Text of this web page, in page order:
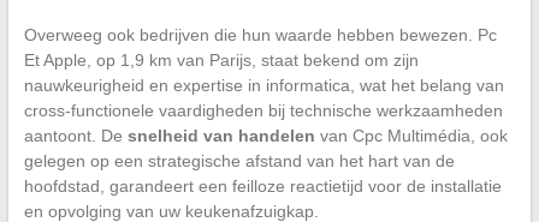
Overweeg ook bedrijven die hun waarde hebben bewezen. Pc
Et Apple, op 1,9 km van Parijs, staat bekend om zijn
nauwkeurigheid en expertise in informatica, wat het belang van
cross-functionele vaardigheden bij technische werkzaamheden
aantoont. De snelheid van handelen van Cpc Multimédia, ook
gelegen op een strategische afstand van het hart van de
hoofdstad, garandeert een feilloze reactietijd voor de installatie
en opvolging van uw keukenafzuigkap.